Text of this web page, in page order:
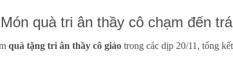
quà tri ân thầy cô chạm đến
quà tặng tri ân thầy cô giáo trong các dịp 20/11, tổng